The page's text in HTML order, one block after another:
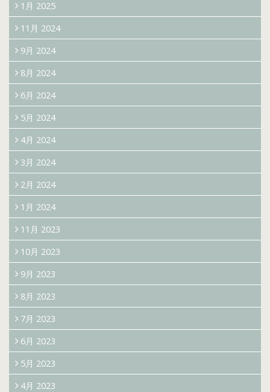
1月 2025
11月 2024
9月 2024
8月 2024
6月 2024
5月 2024
4月 2024
3月 2024
2月 2024
1月 2024
11月 2023
10月 2023
9月 2023
8月 2023
7月 2023
6月 2023
5月 2023
4月 2023